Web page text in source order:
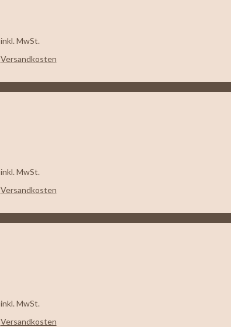
inkl. MwSt.
Versandkosten
inkl. MwSt.
Versandkosten
inkl. MwSt.
Versandkosten